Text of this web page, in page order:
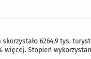
6264,9 tys.
więcej. Stopień